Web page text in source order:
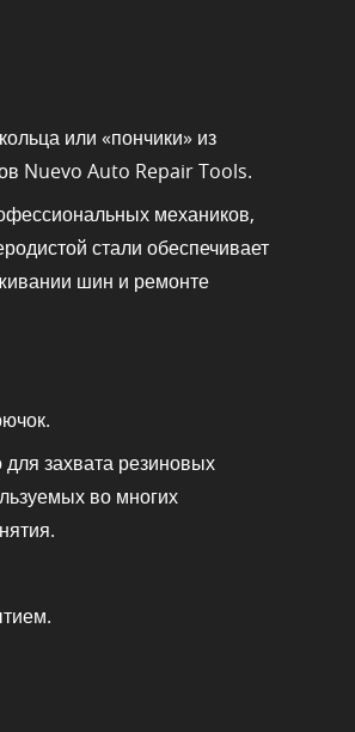
или «пончики» из
Nuevo Auto Repair Tools.
механиков,
стали обеспечивает
шин и ремонте
для захвата резиновых
во многих